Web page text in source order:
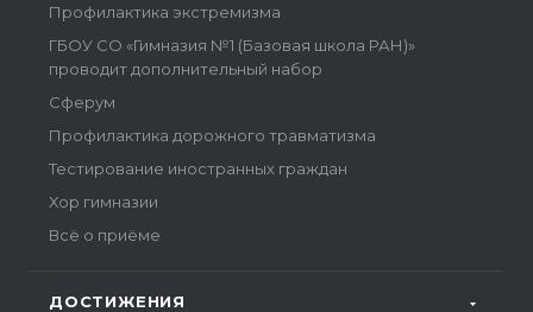
Профилактика экстремизма
ГБОУ СО «Гимназия №1 (Базовая школа РАН)»
проводит дополнительный набор
Сферум
Профилактика дорожного травматизма
Тестирование иностранных граждан
Хор гимназии
Всё о приёме
ДОСТИЖЕНИЯ